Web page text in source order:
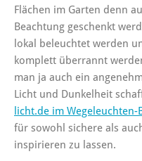
Flächen im Garten denn
Beachtung geschenkt
lokal beleuchtet werden
komplett überrannt
man ja auch ein
Licht und Dunkelheit
licht.de im Wegeleuchten-
für sowohl sichere als
inspirieren zu lassen.